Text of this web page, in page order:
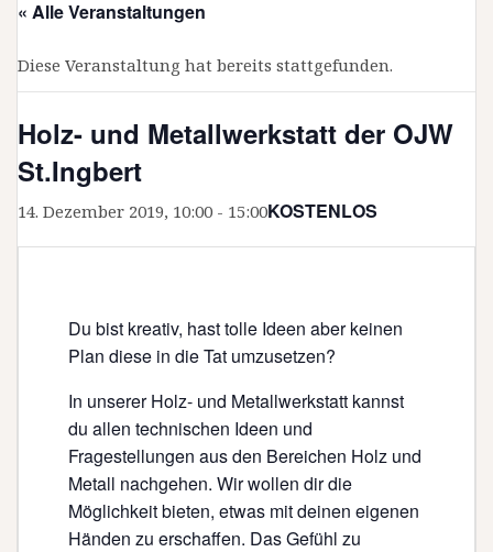
« Alle Veranstaltungen
Diese Veranstaltung hat bereits stattgefunden.
Holz- und Metallwerkstatt der OJW
St.Ingbert
14. Dezember 2019, 10:00 - 15:00KOSTENLOS
Du bist kreativ, hast tolle Ideen aber keinen
Plan diese in die Tat umzusetzen?
In unserer Holz- und Metallwerkstatt kannst
du allen technischen Ideen und
Fragestellungen aus den Bereichen Holz und
Metall nachgehen. Wir wollen dir die
Möglichkeit bieten, etwas mit deinen eigenen
Händen zu erschaffen. Das Gefühl zu